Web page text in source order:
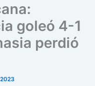
goleó 4-1
perdió